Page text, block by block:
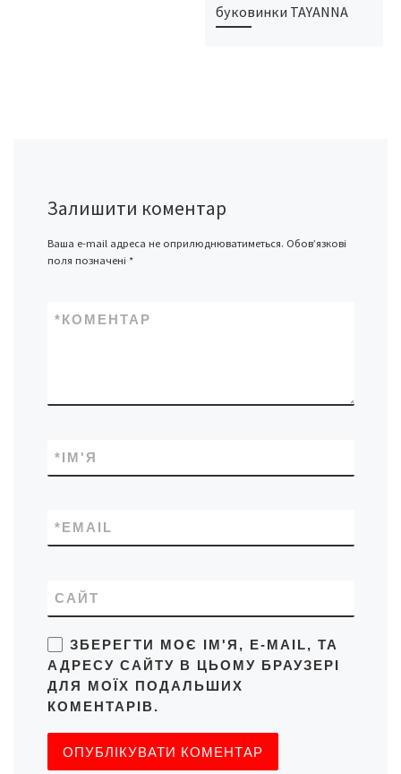
буковинки TAYANNA
Залишити коментар
Ваша e-mail адреса не оприлюднюватиметься. Обов’язкові
поля позначені *
КОМЕНТАР
*
ІМ'Я
*
EMAIL
*
САЙТ
ЗБЕРЕГТИ МОЄ ІМ'Я, E-MAIL, ТА
АДРЕСУ САЙТУ В ЦЬОМУ БРАУЗЕРІ
ДЛЯ МОЇХ ПОДАЛЬШИХ
КОМЕНТАРІВ.